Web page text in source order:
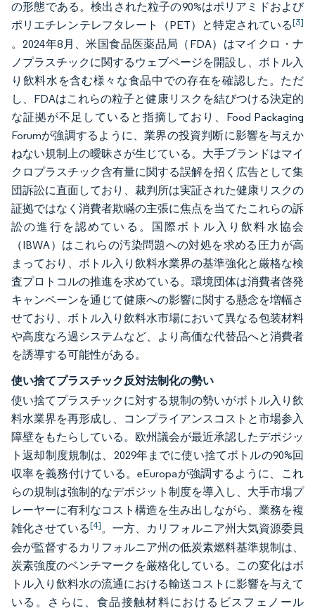
の形態である。検出された粒子の90%はポリアミドおよび
ポリエチレンテレフタレート（PET）と特定されている[3]
。2024年8月、米国食品医薬品局（FDA）はマイクロ・ナ
ノプラスチックに関するウェブページを開設し、ボトル入
り飲料水を含む様々な食品中での存在を確認した。ただ
し、FDAはこれらの粒子と健康リスクを結びつける決定的
な証拠が不足していると指摘しており、Food Packaging
Forumが強調するように、業界の投資判断に影響を与えか
ねない規制上の曖昧さが生じている。大手ブランドはマイ
クロプラスチック含有量に関する誤解を招く広告として集
団訴訟に直面しており、裁判所は実証された健康リスクの
証拠ではなく消費者欺瞞の主張に焦点を当てたこれらの訴
訟の進行を認めている。国際ボトル入り飲料水協会
（IBWA）はこれらの汚染問題への対処を求める圧力が高
まっており、ボトル入り飲料水業界の基準強化と厳格な検
査プロトコルの推進を求めている。環境団体は消費者啓発
キャンペーンを通じて健康への影響に関する懸念を増幅さ
せており、ボトル入り飲料水市場において異なる包装材料
や高度なろ過システムなど、より高価な代替品へと消費者
を誘導する可能性がある。
使い捨てプラスチック反対法制化の勢い
使い捨てプラスチックに対する規制の勢いがボトル入り飲
料水業界を再形成し、コンプライアンスコストと市場参入
障壁をもたらしている。欧州議会が最近承認したデポジッ
ト返却制度規制は、2029年までに使い捨てボトルの90%回
収率を義務付けている。eEuropaが強調するように、これ
らの規制は強制的なデポジット制度を導入し、大手市場プ
レーヤーに有利なコスト構造を生み出しながら、業務を複
雑化させている[4]。一方、カリフォルニア州大気資源委員
会が監督するカリフォルニア州の低炭素燃料基準規制は、
炭素強度のベンチマークを厳格化している。この変化はボ
トル入り飲料水の流通における輸送コストに影響を与えて
いる。さらに、食品接触材料におけるビスフェノール